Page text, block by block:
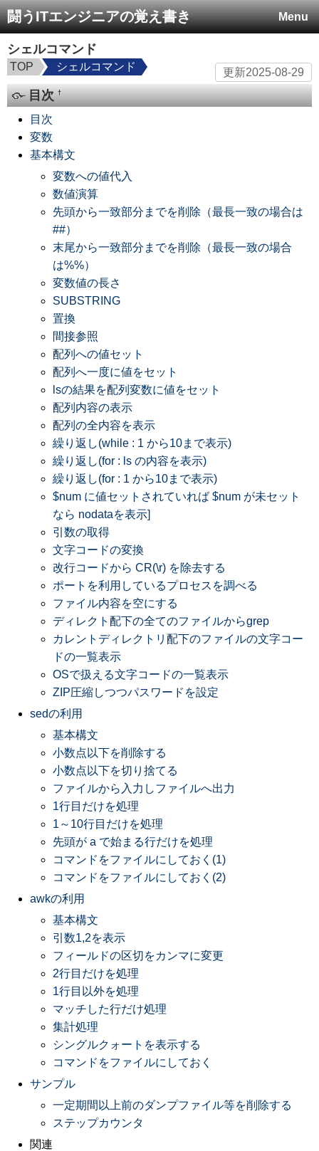
Menu
闘うITエンジニアの覚え書き
シェルコマンド
TOP シェルコマンド 更新2025-08-29
目次†
目次
変数
基本構文
変数への値代入
数値演算
先頭から一致部分までを削除（最長一致の場合は
##）
末尾から一致部分までを削除（最長一致の場合
は%%）
変数値の長さ
SUBSTRING
置換
間接参照
配列への値セット
配列へ一度に値をセット
lsの結果を配列変数に値をセット
配列内容の表示
配列の全内容を表示
繰り返し(while : 1 から10まで表示)
繰り返し(for : ls の内容を表示)
繰り返し(for : 1 から10まで表示)
$num に値セットされていれば $num が未セット
なら nodataを表示]
引数の取得
文字コードの変換
改行コードから CR(\r) を除去する
ポートを利用しているプロセスを調べる
ファイル内容を空にする
ディレクト配下の全てのファイルからgrep
カレントディレクトリ配下のファイルの文字コー
ドの一覧表示
OSで扱える文字コードの一覧表示
ZIP圧縮しつつパスワードを設定
sedの利用
基本構文
小数点以下を削除する
小数点以下を切り捨てる
ファイルから入力しファイルへ出力
1行目だけを処理
1～10行目だけを処理
先頭が a で始まる行だけを処理
コマンドをファイルにしておく(1)
コマンドをファイルにしておく(2)
awkの利用
基本構文
引数1,2を表示
フィールドの区切をカンマに変更
2行目だけを処理
1行目以外を処理
マッチした行だけ処理
集計処理
シングルクォートを表示する
コマンドをファイルにしておく
サンプル
一定期間以上前のダンプファイル等を削除する
ステップカウンタ
関連